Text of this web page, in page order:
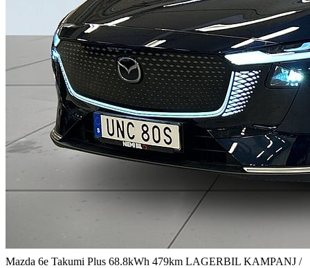
Mazda 6e Takumi Plus 68.8kWh 479km LAGERBIL KAMPANJ /